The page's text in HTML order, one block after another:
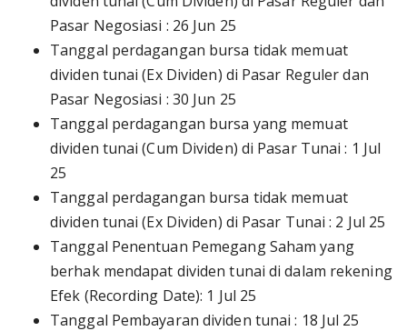
Pasar Negosiasi : 26 Jun 25
Tanggal perdagangan bursa tidak memuat
dividen tunai (Ex Dividen) di Pasar Reguler dan
Pasar Negosiasi : 30 Jun 25
Tanggal perdagangan bursa yang memuat
dividen tunai (Cum Dividen) di Pasar Tunai : 1 Jul
25
Tanggal perdagangan bursa tidak memuat
dividen tunai (Ex Dividen) di Pasar Tunai : 2 Jul 25
Tanggal Penentuan Pemegang Saham yang
berhak mendapat dividen tunai di dalam rekening
Efek (Recording Date): 1 Jul 25
Tanggal Pembayaran dividen tunai : 18 Jul 25